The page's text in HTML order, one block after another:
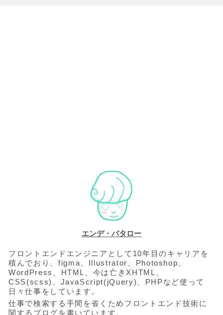
エンデ・バタロー
フロントエンドエンジニアとして10年目のキャリアを
積んでおり、figma、Illustrator、Photoshop、
WordPress、HTML、今は亡きXHTML、
CSS(scss)、JavaScript(jQuery)、PHPなど使って
日々仕事をしています。
仕事で検索する手間を省くためフロントエンド技術に
関するブログを書いています。